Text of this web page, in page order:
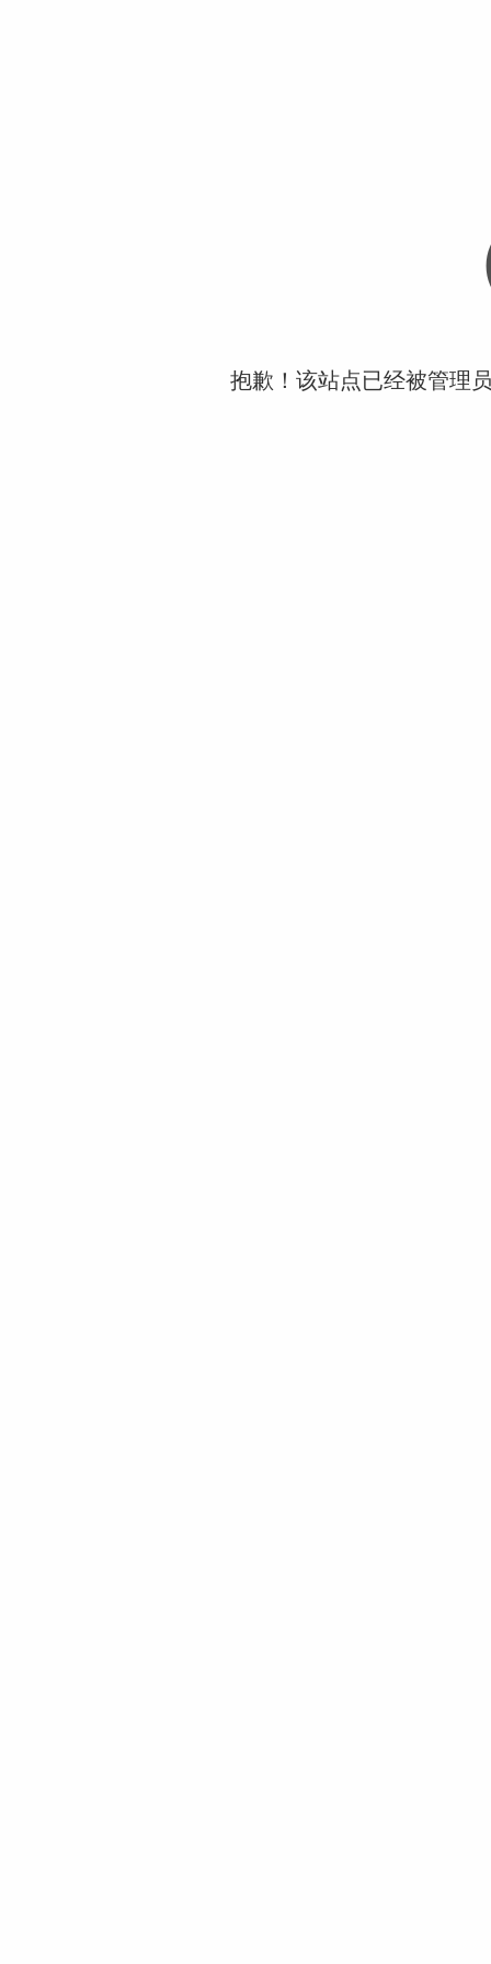
抱歉！该站点已经被管理